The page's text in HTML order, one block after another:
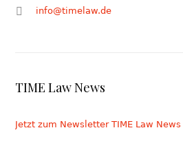
info@timelaw.de
TIME Law News
Jetzt zum Newsletter TIME Law